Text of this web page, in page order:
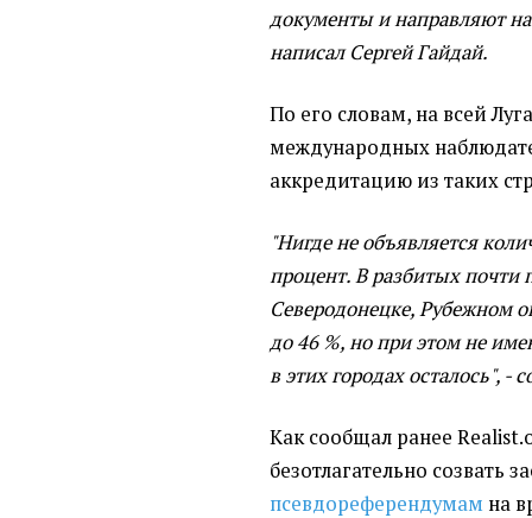
документы и направляют
написал Сергей Гайдай.
По его словам, на всей
международных
аккредитацию из таких
"Нигде не объявляется
процент. В разбитых почти
Северодонецке, Рубежном
до 46 %, но при этом не
в этих городах осталось", -
Как сообщал ранее
безотлагательно созвать
псевдореферендумам на